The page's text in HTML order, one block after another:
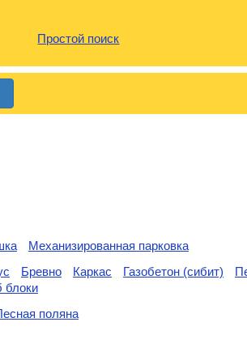
Простой поиск
Механизированная парковка
Бревно Каркас Газобетон (сибит)
поляна